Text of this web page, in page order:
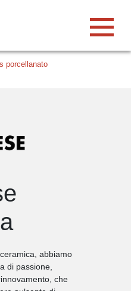
porcellanato
abbiamo
di passione,
che